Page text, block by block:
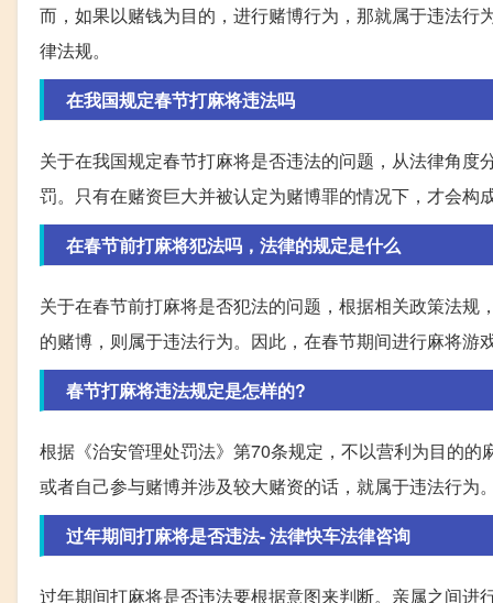
而，如果以赌钱为目的，进行赌博行为，那就属于违法
律法规。
在我国规定春节打麻将违法吗
关于在我国规定春节打麻将是否违法的问题，从法律角
罚。只有在赌资巨大并被认定为赌博罪的情况下，才会构
在春节前打麻将犯法吗，法律的规定是什么
关于在春节前打麻将是否犯法的问题，根据相关政策法
的赌博，则属于违法行为。因此，在春节期间进行麻将
春节打麻将违法规定是怎样的?
根据《治安管理处罚法》第70条规定，不以营利为目的
或者自己参与赌博并涉及较大赌资的话，就属于违法行
过年期间打麻将是否违法- 法律快车法律咨询
过年期间打麻将是否违法要根据意图来判断。亲属之间